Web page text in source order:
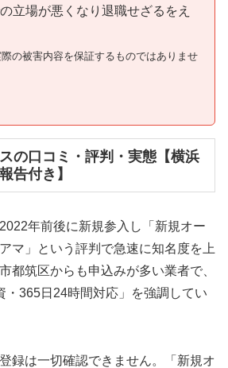
立場が悪くなり退職せざるをえ
の被害内容を保証するものではありませ
の口コミ・評判・実態【横浜
告付き】
年前後に新規参入し「新規オー
マ」という評判で急速に知名度を上
都筑区からも申込みが多い業者で、
・365日24時間対応」を強調してい
録は一切確認できません。「新規オ